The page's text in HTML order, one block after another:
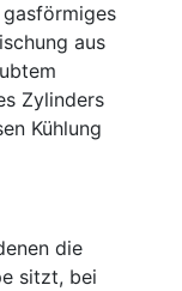
aus
Zylinders
Kühlung
die
sitzt, bei